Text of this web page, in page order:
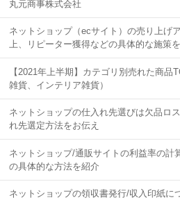
丸元商事株式会社
ネットショップ（ecサイト）の売り上げ
上、リピーター獲得などの具体的な施策
【2021年上半期】カテゴリ別売れた商品
雑貨、インテリア雑貨）
ネットショップの仕入れ先選びは欠品ロ
れ先選定方法をお伝え
ネットショップ/通販サイトの利益率の計
の具体的な方法を紹介
ネットショップの領収書発行/収入印紙に